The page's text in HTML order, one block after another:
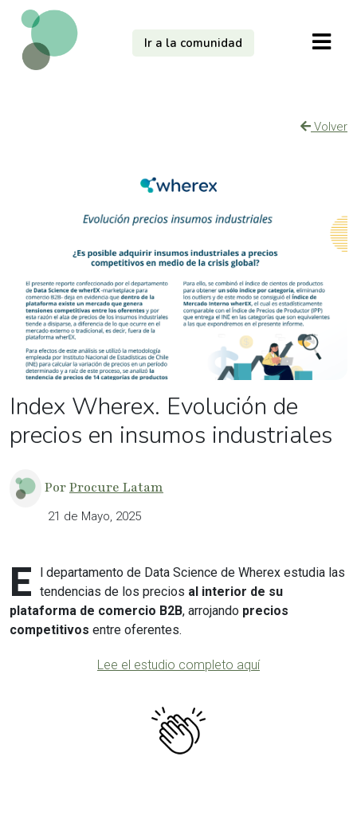
Ir a la comunidad
Volver
Index Wherex. Evolución de
precios en insumos industriales
PorProcure Latam
21 de Mayo, 2025
E
l departamento de Data Science de Wherex estudia las
tendencias de los precios al interior de su
plataforma de comercio B2B, arrojando precios
competitivos entre oferentes.
Lee el estudio completo aquí